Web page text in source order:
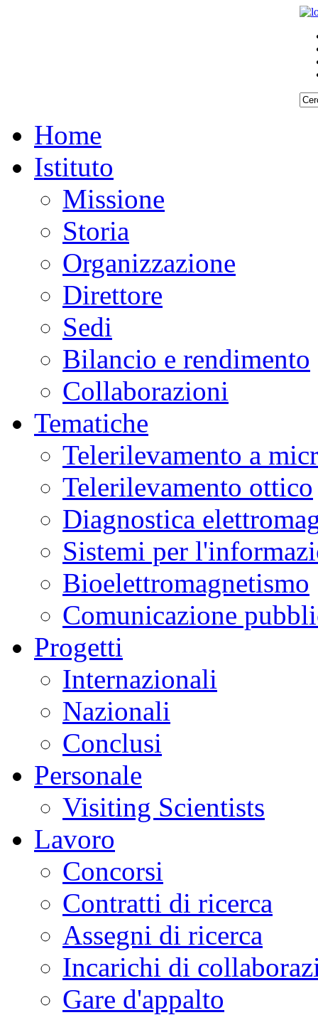
Home
Istituto
Missione
Storia
Organizzazione
Direttore
Sedi
Bilancio e rendimento
Collaborazioni
Tematiche
Telerilevamento a
Telerilevamento ottico
Diagnostica
Sistemi per
Bioelettromagnetismo
Comunicazione
Progetti
Internazionali
Nazionali
Conclusi
Personale
Visiting Scientists
Lavoro
Concorsi
Contratti di ricerca
Assegni di ricerca
Incarichi di
Gare d'appalto